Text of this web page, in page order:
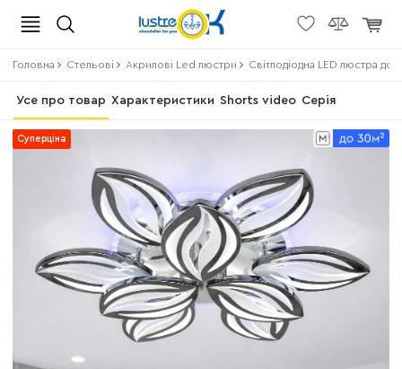
Головна Стельові Акрилові Led люстри Світлодіодна LED люстра до
Усе про товар Характеристики Shorts video Серія
Суперціна